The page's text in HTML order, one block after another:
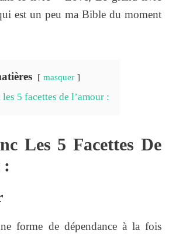
est un peu ma Bible du moment
masquer
5 facettes de l’amour :
Les 5 Facettes De
:
forme de dépendance à la fois